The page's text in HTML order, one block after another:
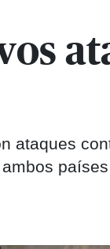
ataques
países